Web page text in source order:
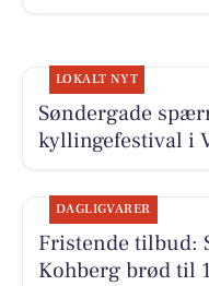
LOKALT NYT
Søndergade
kyllingefestival i
DAGLIGVARER
Fristende tilbud:
Kohberg brød til